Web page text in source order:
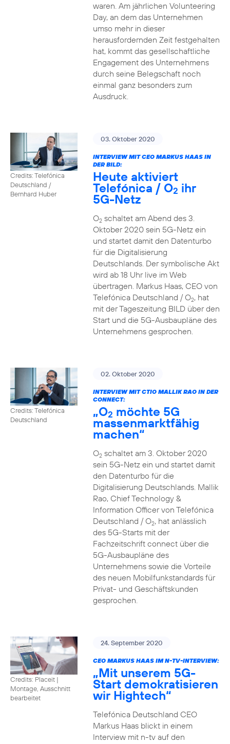
waren. Am jährlichen Volunteering
Day, an dem das Unternehmen
umso mehr in dieser
herausfordernden Zeit festgehalten
hat, kommt das gesellschaftliche
Engagement des Unternehmens
durch seine Belegschaft noch
einmal ganz besonders zum
Ausdruck.
Credits: Telefónica
Deutschland /
Bernhard Huber
03. Oktober 2020
INTERVIEW MIT CEO MARKUS HAAS IN
DER BILD:
Heute aktiviert
Telefónica / O2 ihr
5G-Netz
O2schaltet am Abend des 3.
Oktober 2020 sein 5G-Netz ein
und startet damit den Datenturbo
für die Digitalisierung
Deutschlands. Der symbolische Akt
wird ab 18 Uhr live im Web
übertragen. Markus Haas, CEO von
Telefónica Deutschland / O2, hat
mit der Tageszeitung BILD über den
Start und die 5G-Ausbaupläne des
Unternehmens gesprochen.
Credits: Telefónica
Deutschland
02. Oktober 2020
INTERVIEW MIT CTIO MALLIK RAO IN DER
CONNECT:
„O2 möchte 5G
massenmarktfähig
machen“
O2schaltet am 3. Oktober 2020
sein 5G-Netz ein und startet damit
den Datenturbo für die
Digitalisierung Deutschlands. Mallik
Rao, Chief Technology &
Information Officer von Telefónica
Deutschland / O2, hat anlässlich
des 5G-Starts mit der
Fachzeitschrift connect über die
5G-Ausbaupläne des
Unternehmens sowie die Vorteile
des neuen Mobilfunkstandards für
Privat- und Geschäftskunden
gesprochen.
Credits: Placeit |
Montage, Ausschnitt
bearbeitet
24. September 2020
CEO MARKUS HAAS IM N-TV-INTERVIEW:
„Mit unserem 5G-
Start demokratisieren
wir Hightech“
Telefónica Deutschland CEO
Markus Haas blickt in einem
Interview mit n-tv auf den